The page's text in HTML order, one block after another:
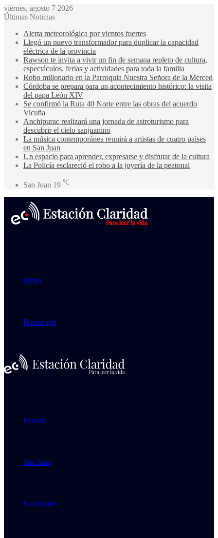
viernes, agosto 7 2026
Últimas Noticias
Alerta meteorológica por vientos fuertes
Llegó un nuevo transformador para duplicar la capacidad
eléctrica de la provincia
Rawson te invita a vivir un fin de semana repleto de cultura,
espectáculos, ferias y actividades para toda la familia
Robo millonario en la Parroquia Nuestra Señora de la Merced
Córdoba se prepara para un acontecimiento histórico: la visita
del papa León XIV
Se confirmó la Ruta 40 Norte entre las obras del acuerdo
Vicuña
Anchipurac realizará una jornada de astroturismo para
descubrir el cielo sanjuanino
La música contemporánea reunirá a artistas de cuatro países
en San Juan
Un espacio para aprender, expresarse y disfrutar de la cultura
La Policía esclareció el robo a la joyería de la peatonal
San Juan 19 ℃
Menú
Buscar por
Portada
San Juan
Nacionales